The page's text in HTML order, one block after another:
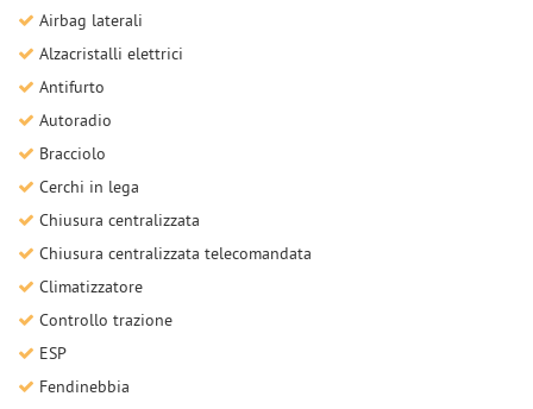
Airbag laterali
Alzacristalli elettrici
Antifurto
Autoradio
Bracciolo
Cerchi in lega
Chiusura centralizzata
Chiusura centralizzata telecomandata
Climatizzatore
Controllo trazione
ESP
Fendinebbia